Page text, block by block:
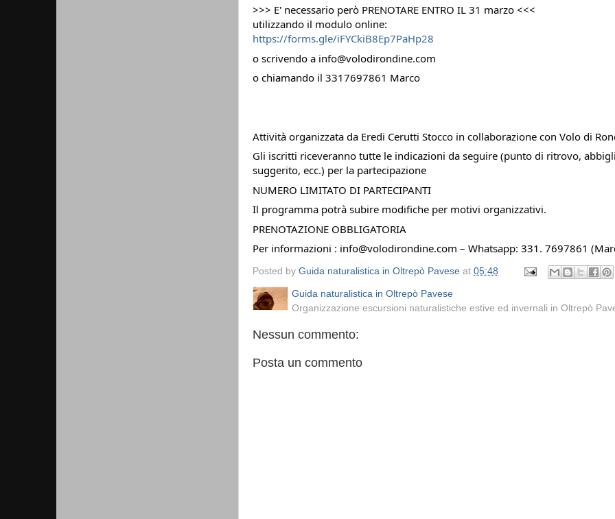
>>> E' necessario però PRENOTARE ENTRO IL 31 marzo <<<
utilizzando il modulo online:
https://forms.gle/iFYCkiB8Ep7PaHp28
o scrivendo a info@volodirondine.com
o chiamando il 3317697861 Marco
Attività organizzata da Eredi Cerutti Stocco in collaborazione con Volo di
Gli iscritti riceveranno tutte le indicazioni da seguire (punto di ritrovo,
suggerito, ecc.) per la partecipazione
NUMERO LIMITATO DI PARTECIPANTI
Il programma potrà subire modifiche per motivi organizzativi.
PRENOTAZIONE OBBLIGATORIA
Per informazioni : info@volodirondine.com – Whatsapp: 331. 7697861
Posted by Guida naturalistica in Oltrepò Pavese at 05:48
Guida naturalistica in Oltrepò Pavese
Organizzazione escursioni naturalistiche estive ed invernali in Oltrepò
Nessun commento:
Posta un commento